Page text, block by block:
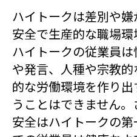
ハイトークは差別や
安全で生産的な職場環
ハイトークの従業員
や発言、人種や宗教
的な労働環境を作り
うことはできません
安全はハイトークの